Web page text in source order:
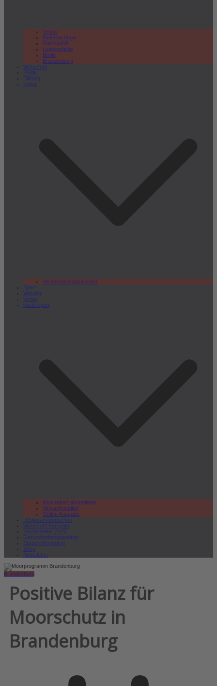
Teltow
Kleinmachnow
Stahnsdorf
Ludwigsfelde
Berlin
Brandenburg
Wirtschaft
Politik
Bildung
Kultur
Veranstaltungskalender
Sport
Verkehr
Verlag
lokal.report
lokal.report abonnieren
Verkaufsstellen
Online Ausgabe
Regional Rundschau
Wirtschaft.Kompakt
Karriereleiter 2026
Gesundheitswegweiser
Bürgerinformation
Shop
Newsletter
Brandenburg
Positive Bilanz für
Moorschutz in
Brandenburg